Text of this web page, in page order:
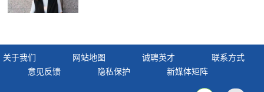
关于我们 网站地图 诚聘英才
联系方式
意见反馈
隐私保护 新媒体矩阵